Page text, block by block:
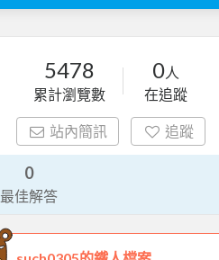
5478
累計瀏覽數
0人
在追蹤
站內簡訊 追蹤
0
最佳解答